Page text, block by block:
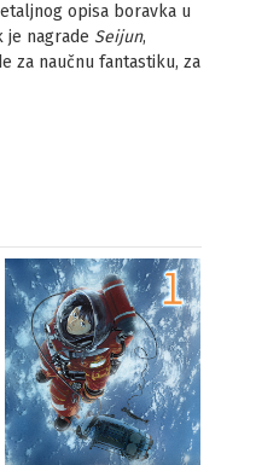
opisa boravka u
je nagrade Seijun,
za naučnu fantastiku, za